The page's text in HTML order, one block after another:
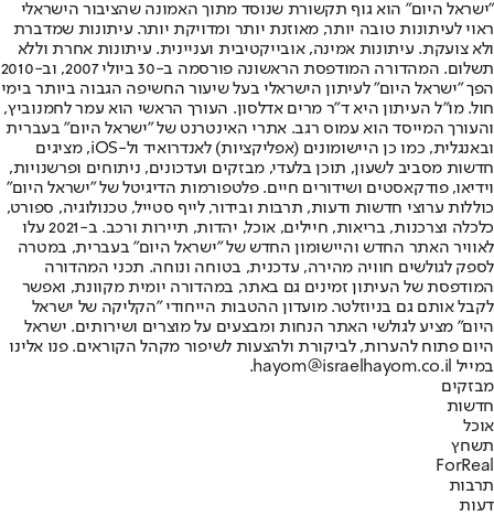
"ישראל היום" הוא גוף תקשורת שנוסד מתוך האמונה שהציבור הישראלי
ראוי לעיתונות טובה יותר, מאוזנת יותר ומדויקת יותר. עיתונות שמדברת
ולא צועקת. עיתונות אמינה, אובייקטיבית ועניינית. עיתונות אחרת וללא
תשלום. המהדורה המודפסת הראשונה פורסמה ב-30 ביולי 2007, וב-2010
הפך "ישראל היום" לעיתון הישראלי בעל שיעור החשיפה הגבוה ביותר בימי
חול. מו"ל העיתון היא ד"ר מרים אדלסון. העורך הראשי הוא עמר לחמנוביץ,
והעורך המייסד הוא עמוס רגב. אתרי האינטרנט של "ישראל היום" בעברית
ובאנגלית, כמו כן היישומונים (אפליקציות) לאנדרואיד ול-iOS, מציגים
חדשות מסביב לשעון, תוכן בלעדי, מבזקים ועדכונים, ניתוחים ופרשנויות,
וידיאו, פודקאסטים ושידורים חיים. פלטפורמות הדיגיטל של "ישראל היום"
כוללות ערוצי חדשות ודעות, תרבות ובידור, לייף סטייל, טכנולוגיה, ספורט,
כלכלה וצרכנות, בריאות, חיילים, אוכל, יהדות, תיירות ורכב. ב-2021 עלו
לאוויר האתר החדש והיישומון החדש של "ישראל היום" בעברית, במטרה
לספק לגולשים חוויה מהירה, עדכנית, בטוחה ונוחה. תכני המהדורה
המודפסת של העיתון זמינים גם באתר, במהדורה יומית מקוונת, ואפשר
לקבל אותם גם בניוזלטר. מועדון ההטבות הייחודי "הקליקה של ישראל
היום" מציע לגולשי האתר הנחות ומבצעים על מוצרים ושירותים. ישראל
היום פתוח להערות, לביקורת ולהצעות לשיפור מקהל הקוראים. פנו אלינו
במייל hayom@israelhayom.co.il.
מבזקים
חדשות
אוכל
תשחץ
ForReal
תרבות
דעות